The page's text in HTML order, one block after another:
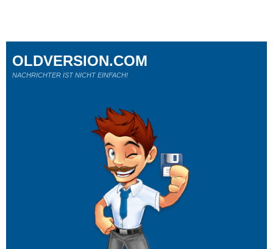
OLDVERSION.COM
NACHRICHTER IST NICHT EINFACH!